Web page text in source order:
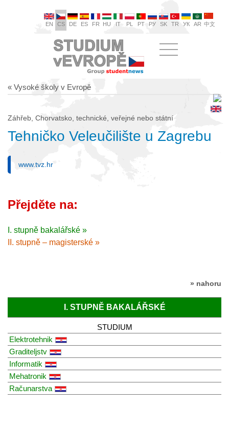
EN CS DE ES FR HU IT PL PT РУ SK TR УК AR 中文
« Vysoké školy v Evropě
Záhřeb, Chorvatsko, technické, veřejné nebo státní
Tehničko Veleučilište u Zagrebu
www.tvz.hr
Přejděte na:
I. stupně bakalářské »
II. stupně – magisterské »
» nahoru
I. STUPNĚ BAKALÁŘSKÉ
STUDIUM
Elektrotehnik
Graditeljstv
Informatik
Mehatronik
Računarstva